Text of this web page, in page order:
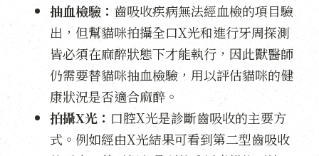
抽血檢驗： 齒吸收疾病無法經血檢的項目驗
出，但幫貓咪拍攝全口X光和進行牙周探測
皆必須在麻醉狀態下才能執行，因此獸醫師
仍需要替貓咪抽血檢驗，用以評估貓咪的健
康狀況是否適合麻醉。
拍攝X光： 口腔X光是診斷齒吸收的主要方
式。例如經由X光結果可看到第二型齒吸收